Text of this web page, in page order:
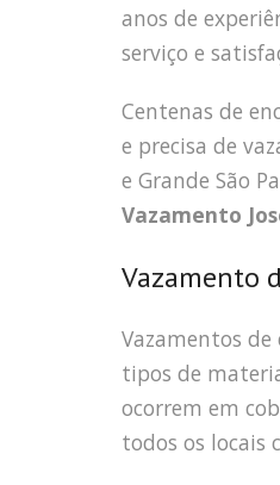
anos de
serviço e
Centenas de
e precisa de
e Grande São
Vazamento
Vazamento
Vazamentos
tipos de
ocorrem em
todos os locais